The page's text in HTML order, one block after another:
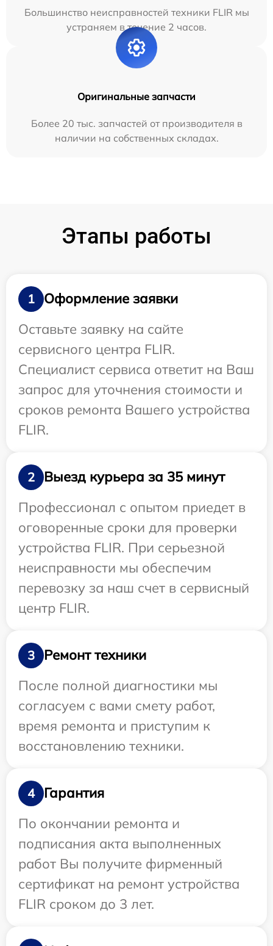
Большинство неисправностей техники FLIR мы
устраняем в течение 2 часов.
Оригинальные запчасти
Более 20 тыс. запчастей от производителя в
наличии на собственных складах.
Этапы работы
1
Оформление заявки
Оставьте заявку на сайте
сервисного центра FLIR.
Специалист сервиса ответит на Ваш
запрос для уточнения стоимости и
сроков ремонта Вашего устройства
FLIR.
2
Выезд курьера за 35 минут
Профессионал с опытом приедет в
оговоренные сроки для проверки
устройства FLIR. При серьезной
неисправности мы обеспечим
перевозку за наш счет в сервисный
центр FLIR.
3
Ремонт техники
После полной диагностики мы
согласуем с вами смету работ,
время ремонта и приступим к
восстановлению техники.
4
Гарантия
По окончании ремонта и
подписания акта выполненных
работ Вы получите фирменный
сертификат на ремонт устройства
FLIR сроком до 3 лет.